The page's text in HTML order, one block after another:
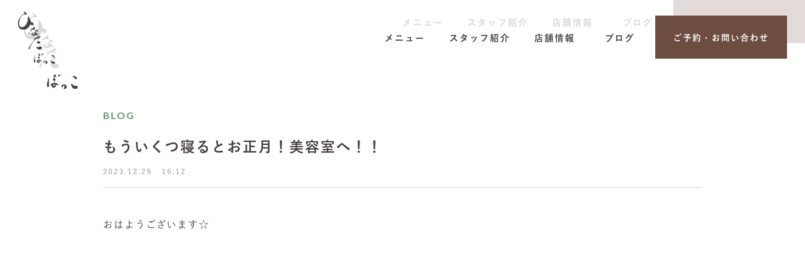
メニュー スタッフ紹介 店舗情報 ブログ
メニュー スタッフ紹介 店舗情報 ブログ ご予約・お問い合わせ
BLOG
もういくつ寝るとお正月！美容室へ！！
2023.12.29 16:12
おはようございます☆